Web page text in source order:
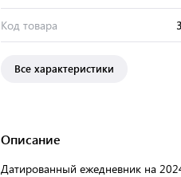
Код товара
Все характеристики
Описание
Датированный ежедневник на